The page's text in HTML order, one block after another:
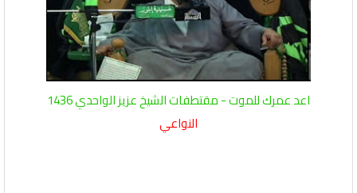
اعد عمرك للموت - مقتطفات الشيخ عزيز الواحدي 1436
النواعي